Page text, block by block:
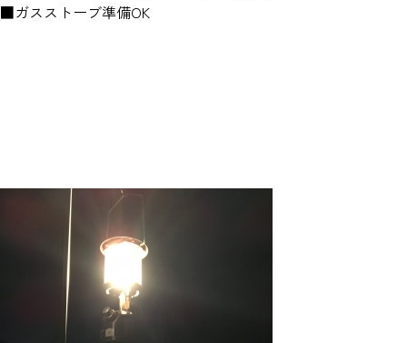
■ガスストーブ準備OK